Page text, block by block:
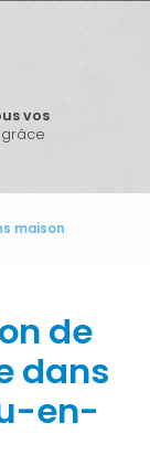
vos
grâce
maison
de
dans
en-